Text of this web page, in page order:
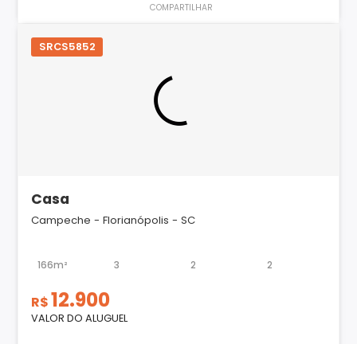
COMPARTILHAR
SRCS5852
Casa
Campeche - Florianópolis - SC
166m² 3 2 2
R$12.900
VALOR DO ALUGUEL